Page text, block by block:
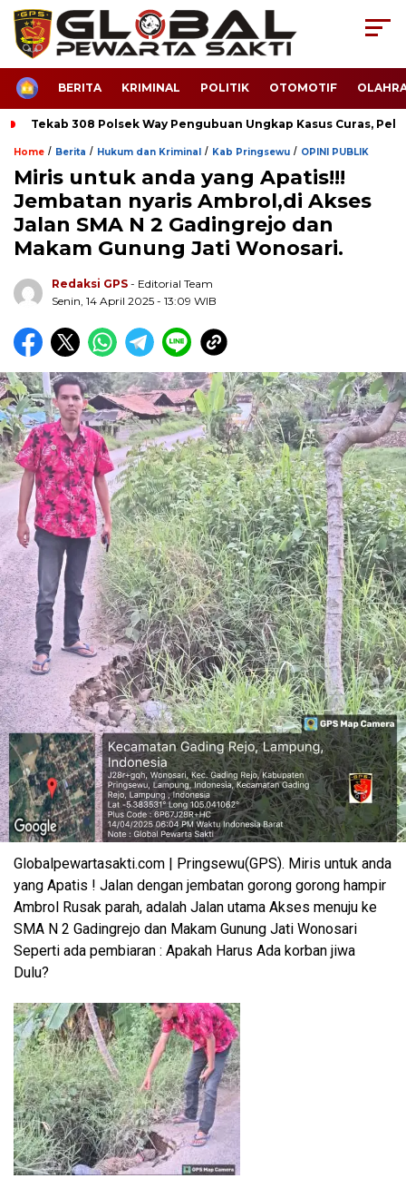
HOMEBERITA KRIMINAL POLITIK OTOMOTIF
Tekab 308 Polsek Way Pengubuan Ungkap Kasus Curas,
Home / Berita / Hukum dan Kriminal / Kab Pringsewu / OPINI PUBLIK
Miris untuk anda yang Apatis!!!
Jembatan nyaris Ambrol,di Akses
Jalan SMA N 2 Gadingrejo dan
Makam Gunung Jati Wonosari.
Redaksi GPS - Editorial Team
Senin, 14 April 2025 - 13:09 WIB
Globalpewartasakti.com | Pringsewu(GPS). Miris untuk anda
yang Apatis ! Jalan dengan jembatan gorong gorong hampir
Ambrol Rusak parah, adalah Jalan utama Akses menuju ke
SMA N 2 Gadingrejo dan Makam Gunung Jati Wonosari
Seperti ada pembiaran : Apakah Harus Ada korban jiwa
Dulu?